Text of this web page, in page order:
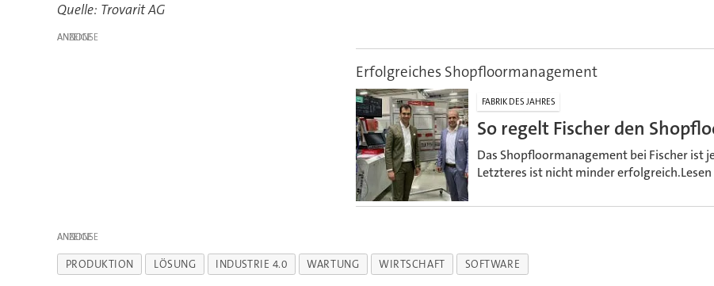
Quelle: Trovarit AG
ANZEIGE
Erfolgreiches Shopfloormanagement
FABRIK DES JAHRES
So regelt Fischer den
Das Shopfloormanagement bei Fischer ist
Letzteres ist nicht minder erfolgreich.Lesen
ANZEIGE
PRODUKTION LÖSUNG INDUSTRIE 4.0 WARTUNG WIRTSCHAFT SOFTWARE